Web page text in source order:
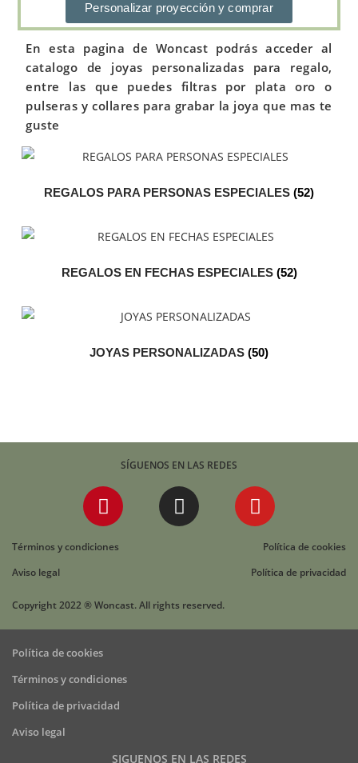
Personalizar proyección y comprar
En esta pagina de Woncast podrás acceder al
catalogo de joyas personalizadas para regalo,
entre las que puedes filtras por plata oro o
pulseras y collares para grabar la joya que mas te
guste
REGALOS PARA PERSONAS ESPECIALES (52)
REGALOS EN FECHAS ESPECIALES (52)
JOYAS PERSONALIZADAS (50)
SÍGUENOS EN LAS REDES
Términos y condiciones
Política de cookies
Aviso legal
Política de privacidad
Copyright 2022 ® Woncast. All rights reserved.
Política de cookies
Términos y condiciones
Política de privacidad
Aviso legal
SIGUENOS EN LAS REDES